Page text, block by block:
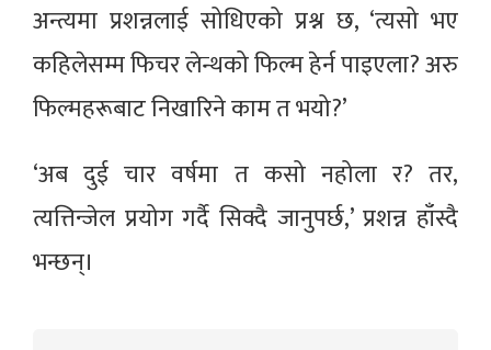
अन्त्यमा प्रशन्नलाई सोधिएको प्रश्न छ, ‘त्यसो भए
कहिलेसम्म फिचर लेन्थको फिल्म हेर्न पाइएला? अरु
फिल्महरूबाट निखारिने काम त भयो?’
‘अब दुई चार वर्षमा त कसो नहोला र? तर,
त्यत्तिन्जेल प्रयोग गर्दै सिक्दै जानुपर्छ,’ प्रशन्न हाँस्दै
भन्छन्।